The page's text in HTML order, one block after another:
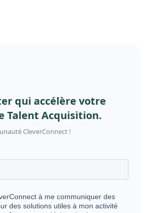
qui accélère votre
Talent Acquisition.
CleverConnect !